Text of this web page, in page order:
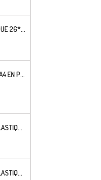
POCHOIR PLASTIQUE 26*18CM : PETITS MOTIFS FLORALES
POCHOIR LETTRE A4 EN PLASTIQUE MYLAR ALPHABET RACINE 30 MM
POCHOIR A4 EN PLASTIQUE MYLAR ALPHABET LETTRE TYPO SEGOE 25 MM
POCHOIR A4 EN PLASTIQUE MYLAR CUISINE RECETTE ALPHABET LETTRE 15 MM